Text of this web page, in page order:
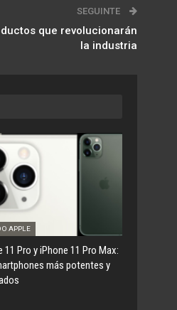
SEGUINTE
que revolucionarán
la industria
APPLE
11 Pro y iPhone 11 Pro Max:
más potentes y